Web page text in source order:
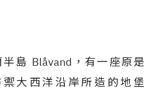
島 Blåvand，有一座原是
大西洋沿岸所造的地堡